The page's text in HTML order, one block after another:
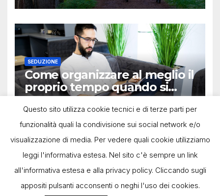
SEDUZIONE
Come organizzare al meglio il
proprio tempo quando si
lavora in autonomia
Questo sito utilizza cookie tecnici e di terze parti per
funzionalità quali la condivisione sui social network e/o
visualizzazione di media. Per vedere quali cookie utilizziamo
leggi l'informativa estesa. Nel sito c'è sempre un link
all'informativa estesa e alla privacy policy. Cliccando sugli
appositi pulsanti acconsenti o neghi l'uso dei cookies.